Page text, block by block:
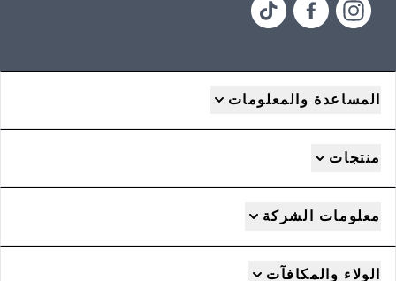
المساعدة والمعلومات
منتجات
معلومات الشركة
الولاء والمكافآت